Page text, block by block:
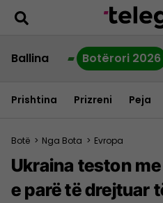
Ballina Botërori 2026
Prishtina Prizreni Peja
Botë > Nga Bota > Evropa
Ukraina teston
e parë të drejtuar